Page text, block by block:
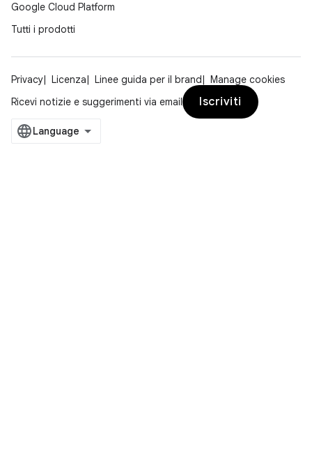
Google Cloud Platform
Tutti i prodotti
Privacy Licenza Linee guida per il brand
Manage cookies
Ricevi notizie e suggerimenti via email
Iscriviti